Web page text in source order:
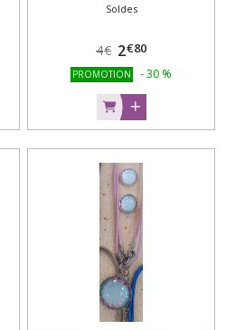
Soldes
4€ 2€80
PROMOTION -30 %